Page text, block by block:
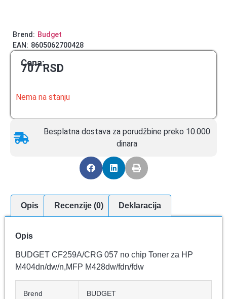
Brend: Budget
EAN: 8605062700428
Cena:
707RSD
Nema na stanju
Besplatna dostava za porudžbine preko 10.000
dinara
Opis Recenzije (0) Deklaracija
Opis
BUDGET CF259A/CRG 057 no chip Toner za HP
M404dn/dw/n,MFP M428dw/fdn/fdw
Brend BUDGET